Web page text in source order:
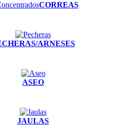
CORREAS
ARNESES
ASEO
JAULAS